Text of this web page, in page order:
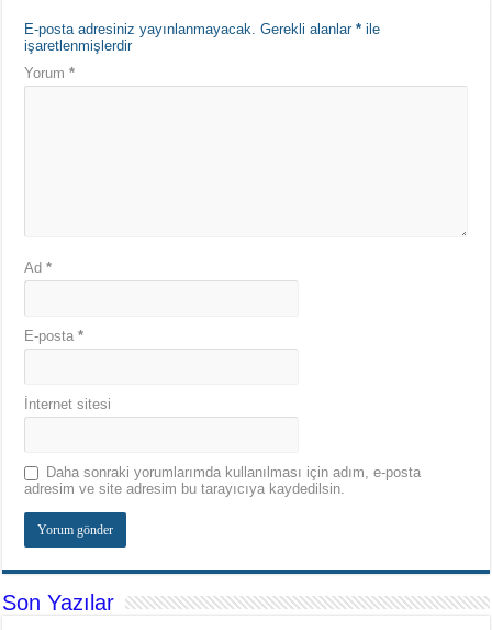
E-posta adresiniz yayınlanmayacak. Gerekli alanlar* ile
işaretlenmişlerdir
Yorum*
Ad*
E-posta*
İnternet sitesi
Daha sonraki yorumlarımda kullanılması için adım, e-posta
adresim ve site adresim bu tarayıcıya kaydedilsin.
Son Yazılar